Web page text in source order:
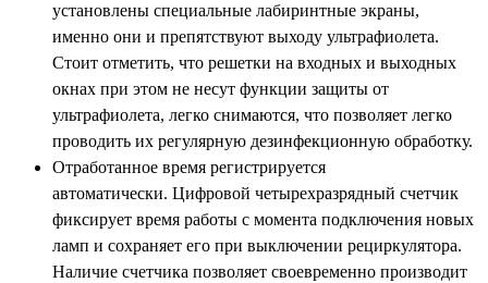
установлены специальные лабиринтные экраны,
именно они и препятствуют выходу ультрафиолета.
Стоит отметить, что решетки на входных и выходных
окнах при этом не несут функции защиты от
ультрафиолета, легко снимаются, что позволяет легко
проводить их регулярную дезинфекционную обработку.
Отработанное время регистрируется
автоматически. Цифровой четырехразрядный счетчик
фиксирует время работы с момента подключения новых
ламп и сохраняет его при выключении рециркулятора.
Наличие счетчика позволяет своевременно производит